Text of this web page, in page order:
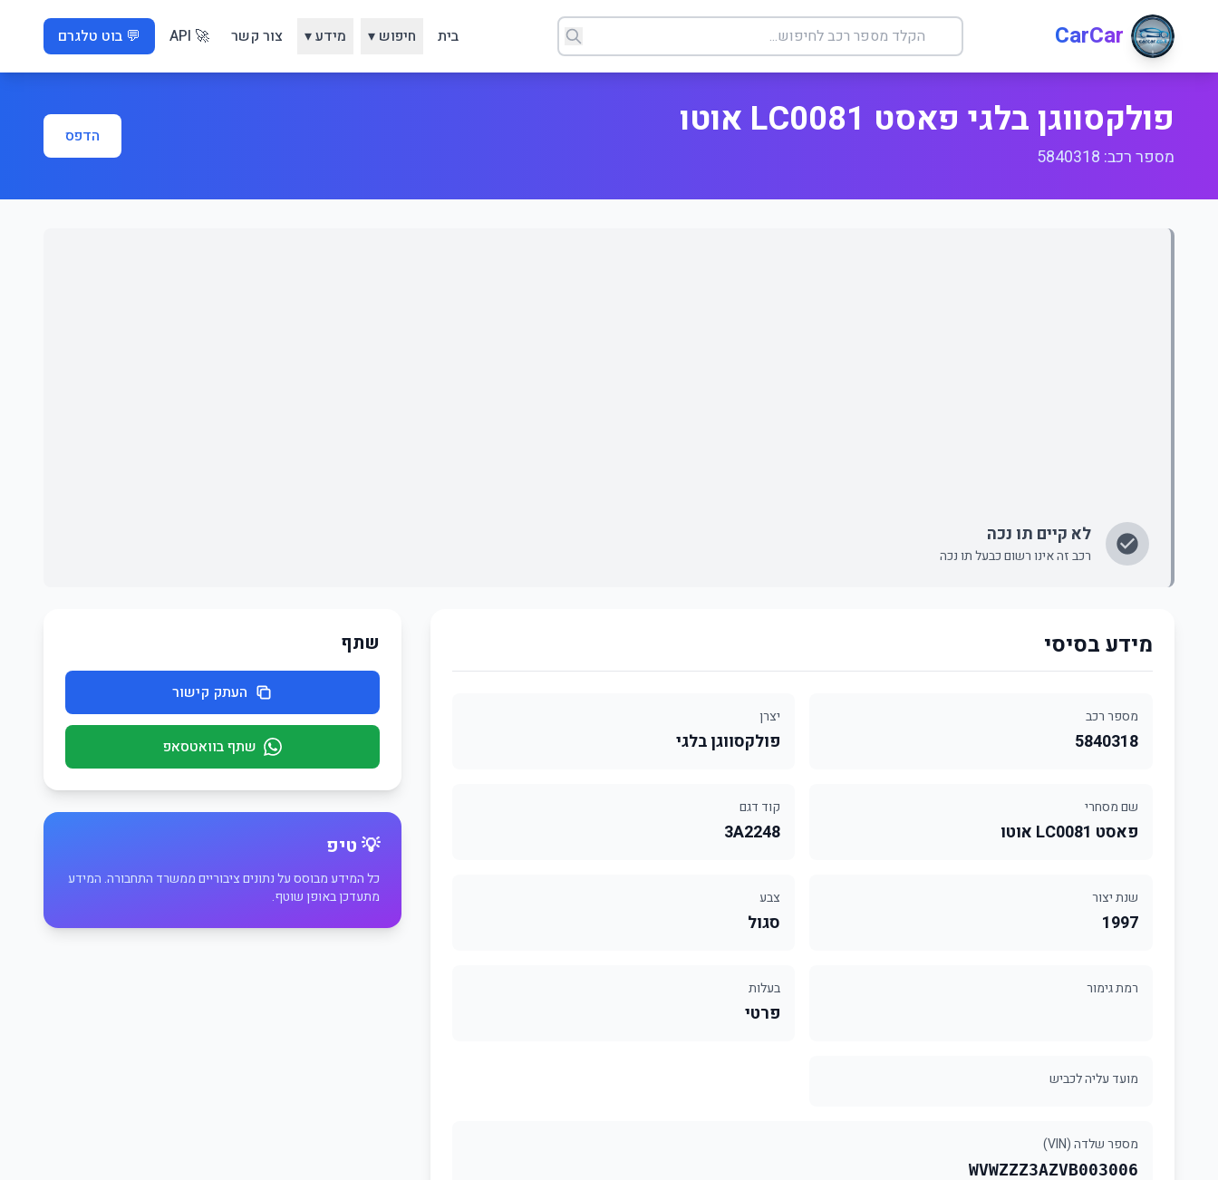
CarCar בית חיפוש ▾ מידע ▾ צור קשר 🚀 API 💬 בוט טלגרם
פולקסווגן בלגי פאסט LC0081 אוטו
מספר רכב: 5840318
הדפס
לא קיים תו נכה
רכב זה אינו רשום כבעל תו נכה
מידע בסיסי
מספר רכב
5840318
יצרן
פולקסווגן בלגי
שם מסחרי
פאסט LC0081 אוטו
קוד דגם
3A2248
שנת יצור
1997
צבע
סגול
רמת גימור בעלות
פרטי
מועד עליה לכביש
מספר שלדה (VIN)
WVWZZZ3AZVB003006
שתף
העתק קישור
שתף בוואטסאפ
💡 טיפ
כל המידע מבוסס על נתונים ציבוריים ממשרד התחבורה. המידע
מתעדכן באופן שוטף.